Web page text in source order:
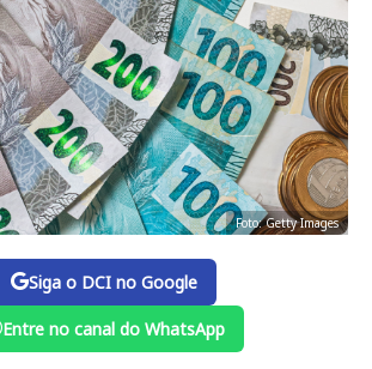
Foto: Getty Images
Siga o DCI no Google
Entre no canal do WhatsApp